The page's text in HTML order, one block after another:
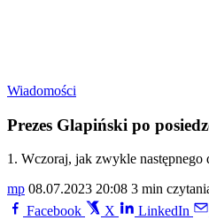
Wiadomości
Prezes Glapiński po
1. Wczoraj, jak zwykle następnego
mp 08.07.2023 20:08 3 min
Facebook
X LinkedIn